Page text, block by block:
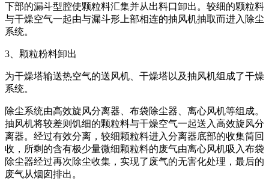
下部的漏斗型腔使颗粒料汇集并从出料口卸出。较细的颗粒料
与干燥空气一起由与漏斗形上部相连的抽风机抽取而进入除尘
系统。
3、颗粒粉料卸出
为干燥塔输送热空气的送风机、干燥塔以及抽风机组成了干燥
系统。
除尘系统由高效旋风分离器、布袋除尘器、离心风机等组成。
抽风机将较差则饥细的颗粒料与干燥空气一起送入高效旋风分
离器。经过有效分离，较细颗粒料进入分离器底部的收集筒回
收，所剩的含有极少量微细颗粒料的废气由离心风机吸入布袋
除尘器经过再次除尘收集，实现了废气的无害化处理，最后的
废气从烟囱排出。